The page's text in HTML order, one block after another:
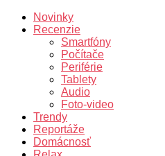
Novinky
Recenzie
Smartfóny
Počítače
Periférie
Tablety
Audio
Foto-video
Trendy
Reportáže
Domácnosť